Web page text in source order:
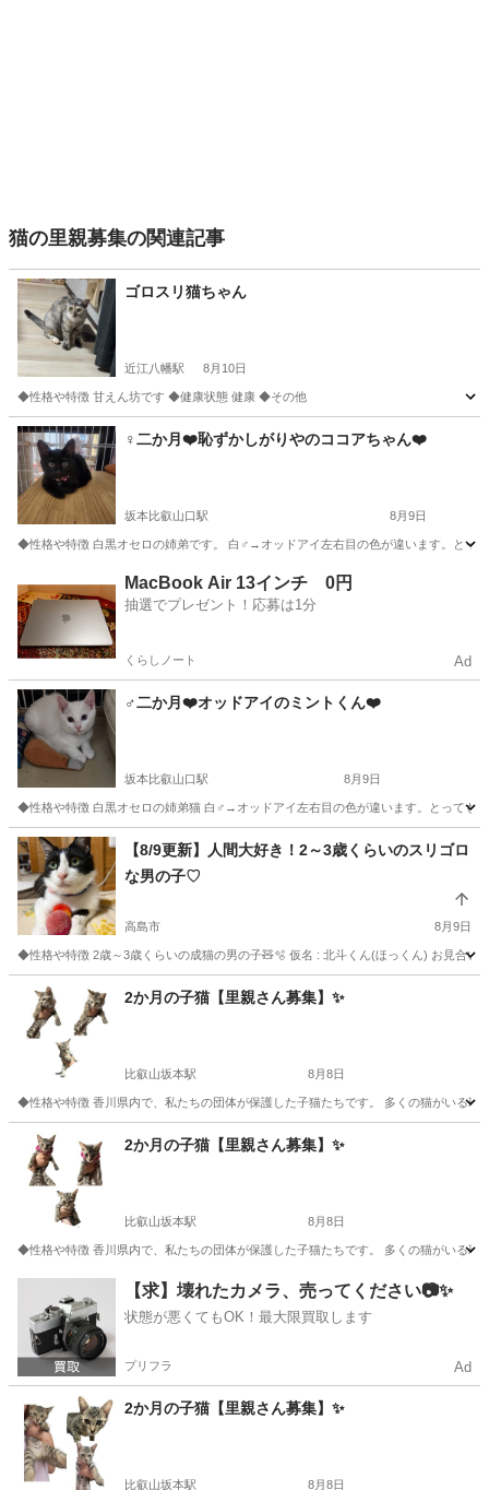
猫の里親募集の関連記事
ゴロスリ猫ちゃん
近江八幡駅 8月10日
◆性格や特徴 甘えん坊です ◆健康状態 健康 ◆その他
滋賀 近江八幡市 近江八幡駅
♀二か月❤️恥ずかしがりやのココアちゃん❤️
坂本比叡山口駅 8月9日
◆性格や特徴 白黒オセロの姉弟です。 白♂→オッドアイ左右目の色が違います。とっ
坂本比叡山口駅 猫 やり方
MacBook Air 13インチ 0円
抽選でプレゼント！応募は1分
くらしノート Ad
♂二か月❤️オッドアイのミントくん❤️
坂本比叡山口駅 8月9日
◆性格や特徴 白黒オセロの姉弟猫 白♂→オッドアイ左右目の色が違います。とっても
滋賀 大津市 坂本比叡山口駅 猫 オッドアイ
【8/9更新】人間大好き！2～3歳くらいのスリゴロ
な男の子♡
高島市 8月9日
◆性格や特徴 2歳～3歳くらいの成猫の男の子🧸🫧 仮名 : 北斗くん(ほっくん) お見合い
滋賀 高島市 猫 去勢手術
2か月の子猫【里親さん募集】✨
比叡山坂本駅 8月8日
◆性格や特徴 香川県内で、私たちの団体が保護した子猫たちです。 多くの猫がいる
滋賀 比叡山坂本駅 猫 健康状態
2か月の子猫【里親さん募集】✨
比叡山坂本駅 8月8日
◆性格や特徴 香川県内で、私たちの団体が保護した子猫たちです。 多くの猫がいる
比叡山坂本駅 猫 健康状態
【求】壊れたカメラ、売ってください📷✨
状態が悪くてもOK！最大限買取します
プリフラ Ad
2か月の子猫【里親さん募集】✨
比叡山坂本駅 8月8日